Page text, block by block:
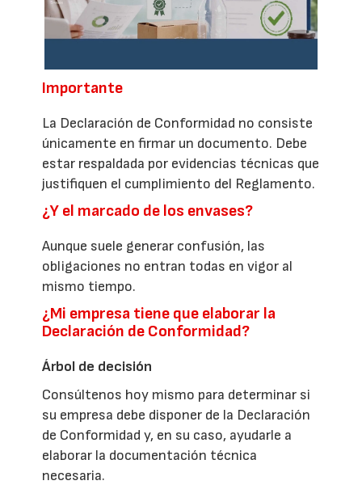
Importante
La Declaración de Conformidad no consiste
únicamente en firmar un documento. Debe
estar respaldada por evidencias técnicas que
justifiquen el cumplimiento del Reglamento.
¿Y el marcado de los envases?
Aunque suele generar confusión, las
obligaciones no entran todas en vigor al
mismo tiempo.
¿Mi empresa tiene que elaborar la
Declaración de Conformidad?
Árbol de decisión
Consúltenos hoy mismo para determinar si
su empresa debe disponer de la Declaración
de Conformidad y, en su caso, ayudarle a
elaborar la documentación técnica
necesaria.